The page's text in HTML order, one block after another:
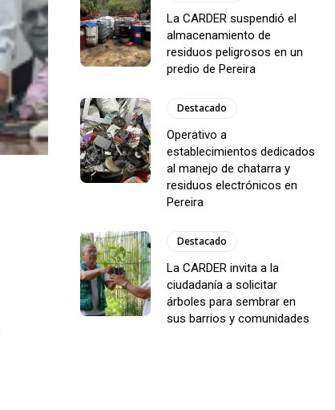
La CARDER suspendió el
almacenamiento de
residuos peligrosos en un
predio de Pereira
Destacado
Operativo a
establecimientos dedicados
al manejo de chatarra y
residuos electrónicos en
Pereira
Destacado
La CARDER invita a la
ciudadanía a solicitar
árboles para sembrar en
sus barrios y comunidades